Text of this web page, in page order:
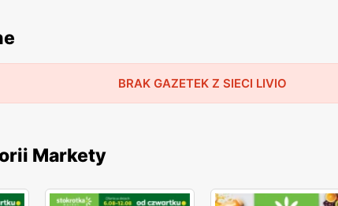
co sprawia, że zakupy są szybkie i przyjemne.
Dzięki temu Livio zdobywa coraz większe grono
ich zaangażowanie w ochronę środowiska. Sklepy
podejście cenią klienci, którzy dbają o
BRAK GAZETEK Z SIECI LIVIO
Markety